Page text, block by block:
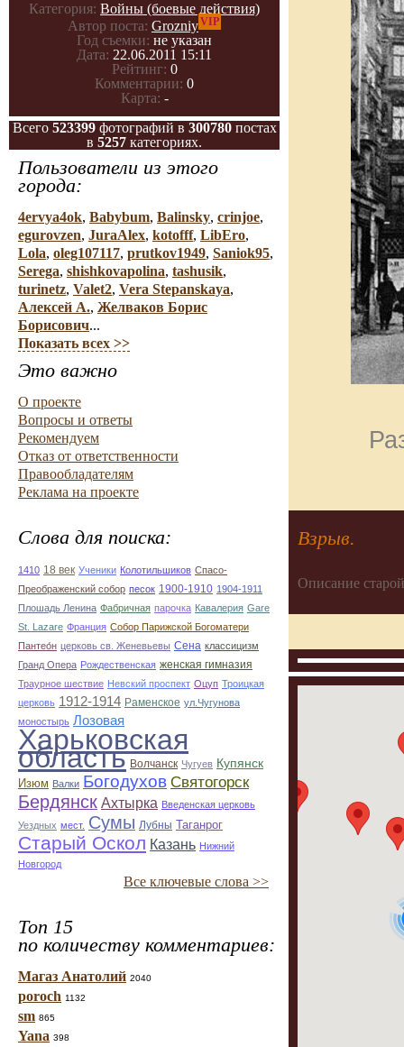
Категория: Войны (боевые действия)
Автор поста: GrozniyVIP
Год съемки: не указан
Дата: 22.06.2011 15:11
Рейтинг: 0
Комментарии: 0
Карта: -
Всего 523399фотографий в 300780постах
в 5257 категориях.
Пользователи из этого
города:
4ervya4ok, Babybum, Balinsky, crinjoe,
egurovzen, JuraAlex, kotofff, LibEro,
Lola, oleg107117, prutkov1949, Saniok95,
Serega, shishkovapolina, tashusik,
turinetz, Valet2, Vera Stepanskaya,
Алексей А., Желваков Борис
Борисович...
Показать всех >>
Это важно
О проекте
Вопросы и ответы
Рекомендуем
Отказ от ответственности
Правообладателям
Реклама на проекте
Слова для поиска:
1410 18 век Ученики Колотильшиков Спасо-
Преображенский собор песок 1900-1910 1904-1911
Плошадь Ленина Фабричная парочка Кавалерия Gare
St. Lazare Франция Собор Парижской Богоматери
Пантео́н церковь св. Женевьевы Сена классицизм
Гранд Опера Рождественская женская гимназия
Траурное шествие Невский проспект Оцуп Троицкая
церковь 1912-1914 Раменское ул.Чугунова
моностырь Лозовая
Харьковская
область Волчанск Чугуев Купянск
Изюм Валки Богодухов Святогорск
Бердянск Ахтырка Введенская церковь
Уездных мест. Сумы Лубны Таганрог
Старый Оскол Казань Нижний
Новгород
Все ключевые слова >>
Топ 15
по количеству комментариев:
Магаз Анатолий 2040
poroch 1132
sm 865
Yana 398
Взрыв.
Описание